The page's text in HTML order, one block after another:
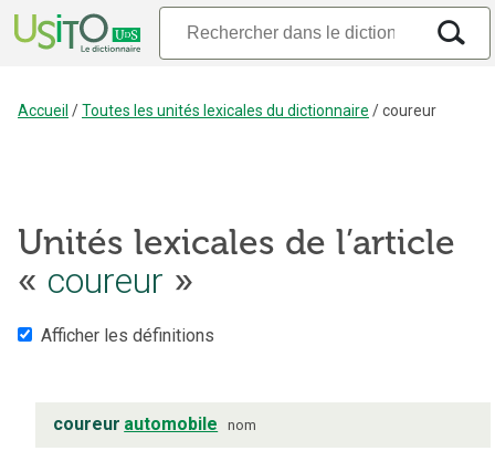
Accueil /Toutes les unités lexicales du dictionnaire /coureur
Unités lexicales de l’article
« coureur »
Afficher les définitions
coureur automobile nom